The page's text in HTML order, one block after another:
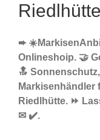
Riedlhütte
➨
Onlineshoip. 🤝
🔝
Markisenhändler
Riedlhütte. ⏩
✉ ✔️.